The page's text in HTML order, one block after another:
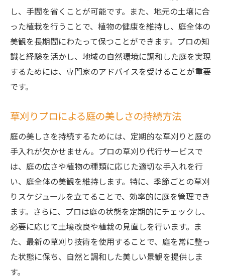
し、手間を省くことが可能です。また、地元の土壌に合
った植栽を行うことで、植物の健康を維持し、庭全体の
美観を長期間にわたって保つことができます。プロの知
識と経験を活かし、地域の自然環境に調和した庭を実現
するためには、専門家のアドバイスを受けることが重要
です。
草刈りプロによる庭の美しさの持続方法
庭の美しさを持続するためには、定期的な草刈りと庭の
手入れが欠かせません。プロの草刈り代行サービスで
は、庭の広さや植物の種類に応じた適切な手入れを行
い、庭全体の美観を維持します。特に、季節ごとの草刈
りスケジュールを立てることで、効率的に庭を管理でき
ます。さらに、プロは庭の状態を定期的にチェックし、
必要に応じて土壌改良や植栽の見直しを行います。ま
た、最新の草刈り技術を使用することで、庭を常に整っ
た状態に保ち、自然と調和した美しい景観を提供しま
す。